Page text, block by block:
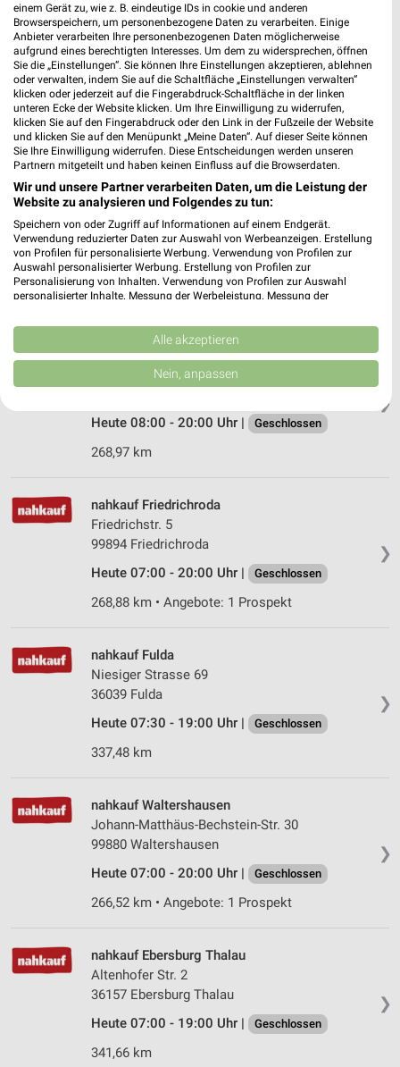
nahkauf Petersberg
Rabanus-Maurus-Straße 8
36100 Petersberg
Heute 07:00 - 19:00 Uhr | Geschlossen
335,73 km • Angebote: 1 Prospekt
nahkauf Eisenach
Nordplatz 7
99817 Eisenach
Heute 06:00 - 20:00 Uhr | Geschlossen
272,24 km • Angebote: 1 Prospekt
❯
nahkauf Friedrichroda
Friedrichsplatz 20
Heute 08:00 - 20:00 Uhr |
Geschlossen
268,97 km
❯
nahkauf Friedrichroda
Friedrichstr. 5
99894 Friedrichroda
Heute 07:00 - 20:00 Uhr |
Geschlossen
268,88 km • Angebote: 1 Prospekt
❯
nahkauf Fulda
Niesiger Strasse 69
36039 Fulda
Heute 07:30 - 19:00 Uhr |
Geschlossen
337,48 km
❯
nahkauf Waltershausen
Johann-Matthäus-Bechstein-Str. 30
99880 Waltershausen
Heute 07:00 - 20:00 Uhr |
Geschlossen
266,52 km • Angebote: 1 Prospekt
❯
nahkauf Ebersburg Thalau
Altenhofer Str. 2
36157 Ebersburg Thalau
Heute 07:00 - 19:00 Uhr |
Geschlossen
341,66 km
einem Gerät zu, wie z. B. eindeutige IDs in cookie und anderen
Browserspeichern, um personenbezogene Daten zu verarbeiten. Einige
Anbieter verarbeiten Ihre personenbezogenen Daten möglicherweise
aufgrund eines berechtigten Interesses. Um dem zu widersprechen, öffnen
Sie die „Einstellungen“. Sie können Ihre Einstellungen akzeptieren, ablehnen
oder verwalten, indem Sie auf die Schaltfläche „Einstellungen verwalten“
klicken oder jederzeit auf die Fingerabdruck-Schaltfläche in der linken
unteren Ecke der Website klicken. Um Ihre Einwilligung zu widerrufen,
klicken Sie auf den Fingerabdruck oder den Link in der Fußzeile der Website
und klicken Sie auf den Menüpunkt „Meine Daten“. Auf dieser Seite können
Sie Ihre Einwilligung widerrufen. Diese Entscheidungen werden unseren
Partnern mitgeteilt und haben keinen Einfluss auf die Browserdaten.
Wir und unsere Partner verarbeiten Daten, um die Leistung der
Website zu analysieren und Folgendes zu tun:
Speichern von oder Zugriff auf Informationen auf einem Endgerät.
Verwendung reduzierter Daten zur Auswahl von Werbeanzeigen. Erstellung
von Profilen für personalisierte Werbung. Verwendung von Profilen zur
Auswahl personalisierter Werbung. Erstellung von Profilen zur
Personalisierung von Inhalten. Verwendung von Profilen zur Auswahl
personalisierter Inhalte. Messung der Werbeleistung. Messung der
Kombinationen von Daten aus verschiedenen Quellen. Entwicklung und
Verbesserung der Angebote. Verwendung reduzierter Daten zur Auswahl
von Inhalten.
Daten können außerhalb der Europäischen Union weitergegeben und in die
Website/App.
Wir nutzen Ihre Daten für folgende Zwecke:
Speichern von oder Zugriff auf Informationen
auf einem Endgerät
Verwendung reduzierter Daten zur Auswahl von
Werbeanzeigen
Erstellung von Profilen für personalisierte
Verwendung von Profilen zur Auswahl
personalisierter Werbung
Erstellung von Profilen zur Personalisierung
Messung der Werbeleistung
Analyse von Zielgruppen durch Statistiken oder
Kombinationen von Daten aus verschiedenen
Entwicklung und Verbesserung der Angebote
Verwendung reduzierter Daten zur Auswahl von
Alle akzeptieren
Nein, anpassen